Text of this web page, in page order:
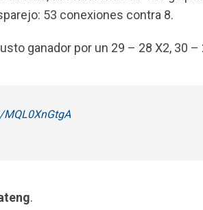
53 conexiones contra 8.
ganador por un 29 – 28 X2, 30 –
.